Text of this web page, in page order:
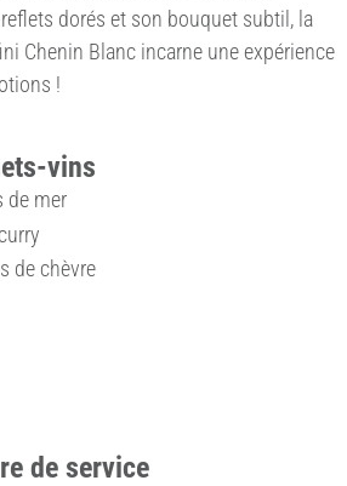
dorés et son bouquet subtil, la
Chenin Blanc incarne une expérience
!
vins
de mer
de chèvre
de service